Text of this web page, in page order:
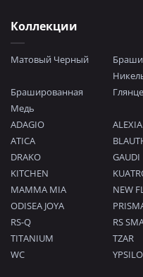
Коллекции
Матовый Черный
Брашированная
Медь
ADAGIO
ALEXIA
ATICA
DRAKO
GAUDI
KITCHEN
MAMMA MIA
NEW
ODISEA JOYA
RS-Q
RS
TITANIUM
TZAR
WC